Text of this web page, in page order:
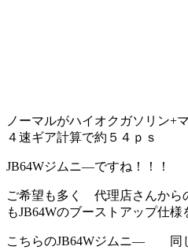
ノーマルがハイオクガソリン
４速ギア計算で約５４ｐｓ
JB64Wジムニ―ですね！！！
ご希望も多く 代理店さんから
もJB64Wのブーストアップ仕様
こちらのJB64Wジムニ― 同じ